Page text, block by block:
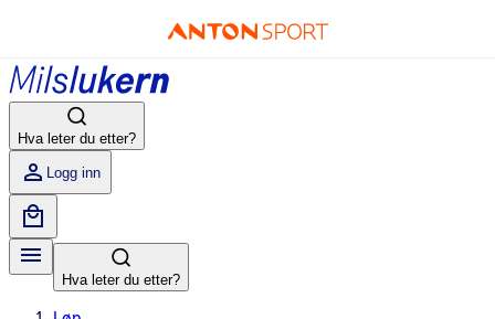
Hva leter du etter?
Logg inn
Hva leter du etter?